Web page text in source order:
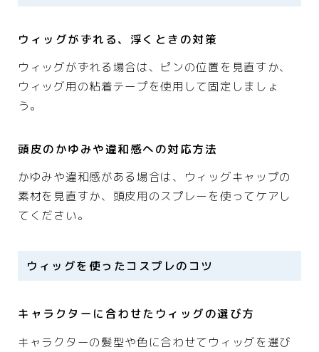
ウィッグがずれる、浮くときの対策
ウィッグがずれる場合は、ピンの位置を見直すか、
ウィッグ用の粘着テープを使用して固定しましょ
う。
頭皮のかゆみや違和感への対応方法
かゆみや違和感がある場合は、ウィッグキャップの
素材を見直すか、頭皮用のスプレーを使ってケアし
てください。
ウィッグを使ったコスプレのコツ
キャラクターに合わせたウィッグの選び方
キャラクターの髪型や色に合わせてウィッグを選び